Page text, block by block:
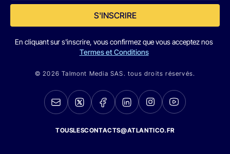
S'INSCRIRE
En cliquant sur s'inscrire, vous confirmez que vous acceptez nos
Termes et Conditions
© 2026 Talmont Media SAS. tous droits réservés.
TOUSLESCONTACTS@ATLANTICO.FR